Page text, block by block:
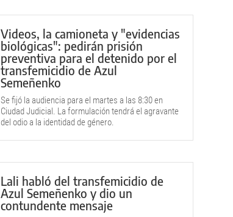
Videos, la camioneta y "evidencias
biológicas": pedirán prisión
preventiva para el detenido por el
transfemicidio de Azul
Semeñenko
Se fijó la audiencia para el martes a las 8:30 en
Ciudad Judicial. La formulación tendrá el agravante
del odio a la identidad de género.
Lali habló del transfemicidio de
Azul Semeñenko y dio un
contundente mensaje